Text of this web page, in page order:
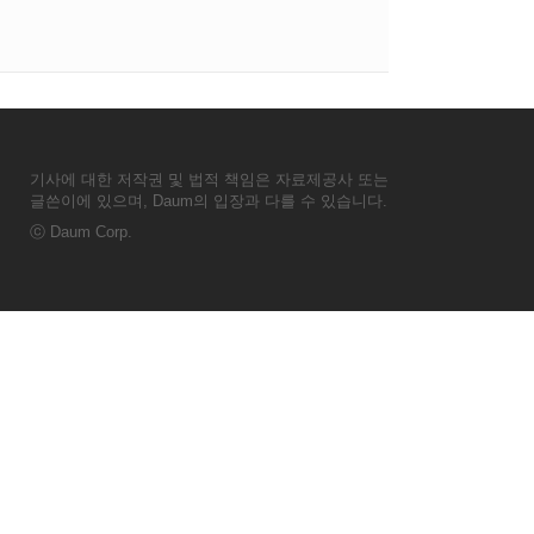
기사에 대한 저작권 및 법적 책임은 자료제공사 또는
글쓴이에 있으며, Daum의 입장과 다를 수 있습니다.
ⓒ Daum Corp.